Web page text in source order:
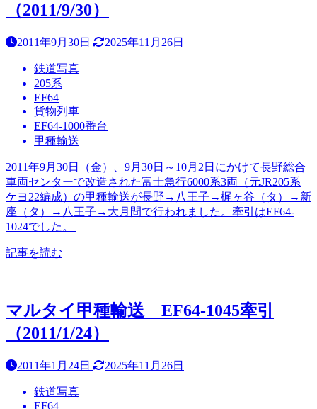
（2011/9/30）
2011年9月30日 2025年11月26日
鉄道写真
205系
EF64
貨物列車
EF64-1000番台
甲種輸送
2011年9月30日（金）、9月30日～10月2日にかけて長野総合
車両センターで改造された富士急行6000系3両（元JR205系
ケヨ22編成）の甲種輸送が長野→八王子→梶ヶ谷（タ）→新
座（タ）→八王子→大月間で行われました。牽引はEF64-
1024でした。
記事を読む
マルタイ甲種輸送 EF64-1045牽引
（2011/1/24）
2011年1月24日 2025年11月26日
鉄道写真
EF64